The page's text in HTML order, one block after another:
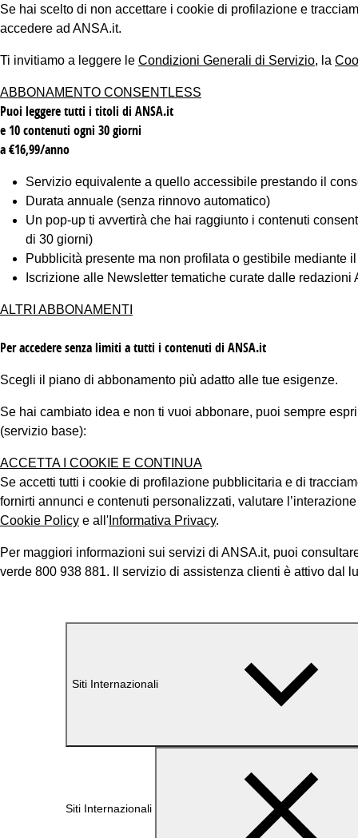
Se hai scelto di non accettare i cookie di profilazione e
accedere ad ANSA.it.
Ti invitiamo a leggere le Condizioni Generali di Servizio, la
ABBONAMENTO CONSENTLESS
Puoi leggere tutti i titoli di ANSA.it
e 10 contenuti ogni 30 giorni
a €16,99/anno
Servizio equivalente a quello accessibile prestando il
Durata annuale (senza rinnovo automatico)
Un pop-up ti avvertirà che hai raggiunto i contenuti
di 30 giorni)
Pubblicità presente ma non profilata o gestibile mediante
Iscrizione alle Newsletter tematiche curate dalle redazioni
ALTRI ABBONAMENTI
Per accedere senza limiti a tutti i contenuti di ANSA.it
Scegli il piano di abbonamento più adatto alle tue esigenze.
Se hai cambiato idea e non ti vuoi abbonare, puoi sempre
(servizio base):
ACCETTA I COOKIE E CONTINUA
Se accetti tutti i cookie di profilazione pubblicitaria e di
fornirti annunci e contenuti personalizzati, valutare
Cookie Policy e all' Informativa Privacy.
Per maggiori informazioni sui servizi di ANSA.it, puoi
verde 800 938 881. Il servizio di assistenza clienti è attivo dal
Siti Internazionali
Siti Internazionali